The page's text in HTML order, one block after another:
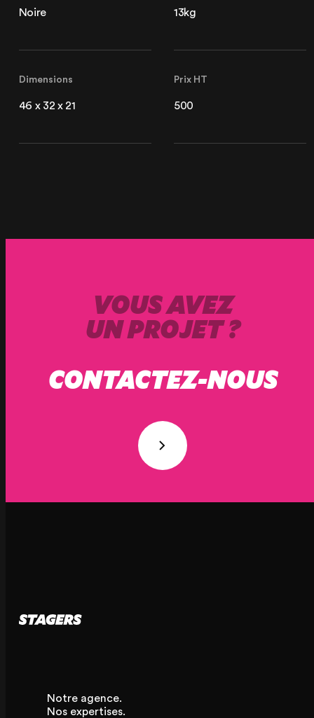
Noire 13kg
Dimensions
46 x 32 x 21
Prix HT
500
VOUS AVEZ
UN PROJET ?
CONTACTEZ-NOUS
Notre agence.
Nos expertises.